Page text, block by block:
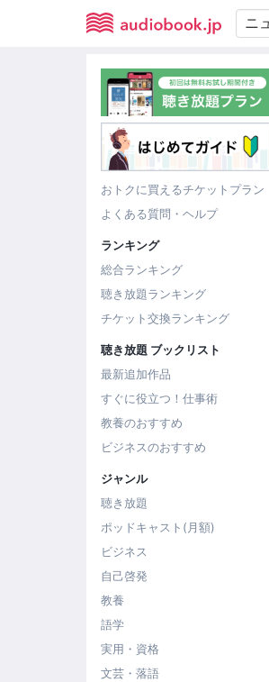
おトクに買えるチケットプラン
よくある質問・ヘルプ
ランキング
総合ランキング
聴き放題ランキング
チケット交換ランキング
聴き放題 ブックリスト
最新追加作品
すぐに役立つ！仕事術
教養のおすすめ
ビジネスのおすすめ
ジャンル
聴き放題
ポッドキャスト(月額)
ビジネス
自己啓発
教養
語学
実用・資格
文芸・落語